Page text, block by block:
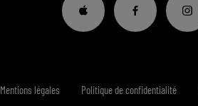
Mentions légales Politique de confidentialité